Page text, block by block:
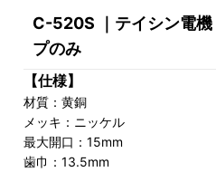
C-520S ｜テイシン電
プのみ
【仕様】
材質：黄銅
メッキ：ニッケル
最大開口：15mm
歯巾：13.5mm